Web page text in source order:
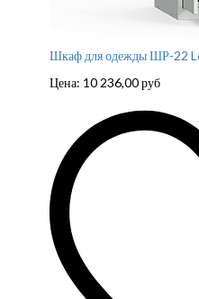
Шкаф для одежды ШР-22
Цена: 10 236,00руб